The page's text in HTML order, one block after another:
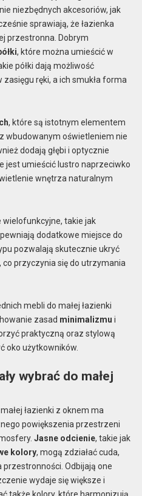
niezbędnych akcesoriów, jak
sprawiają, że łazienka
przestronna. Dobrym
, które można umieścić w
półki dają możliwość
ręki, a ich smukła forma
, które są istotnym elementem
wbudowanym oświetleniem nie
dodają głębi i optycznie
jest umieścić lustro naprzeciwko
wnętrza naturalnym
takie jak
dodatkowe miejsce do
pozwalają skutecznie ukryć
przyczynia się do utrzymania
mebli do małej łazienki
zasad minimalizmu i
praktyczną oraz stylową
oko użytkowników.
wybrać do małej
łazienki z oknem ma
powiększenia przestrzeni
Jasne odcienie, takie jak
kolory, mogą zdziałać cuda,
Odbijają one
wydaje się większe i